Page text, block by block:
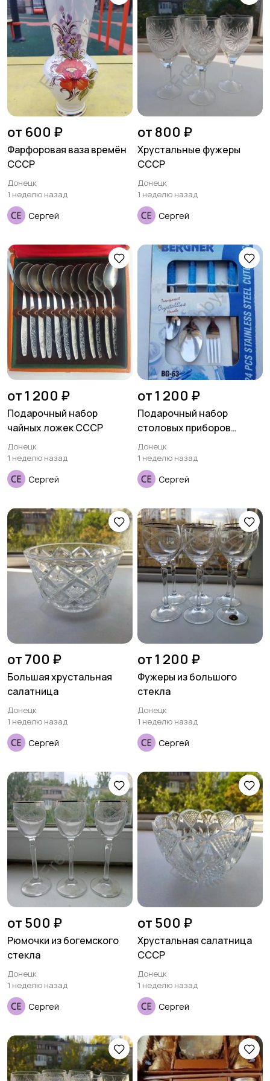
от 600 ₽
Фарфоровая ваза времён
СССР
Донецк
1 неделю назад
Сергей
от 800 ₽
Хрустальные фужеры
СССР
Донецк
1 неделю назад
Сергей
от 1 200 ₽
Подарочный набор
чайных ложек СССР
Донецк
1 неделю назад
Сергей
от 1 200 ₽
Подарочный набор
столовых приборов
BERGNER
Донецк
1 неделю назад
Сергей
от 700 ₽
Большая хрустальная
салатница
Донецк
1 неделю назад
Сергей
от 1 200 ₽
Фужеры из большого
стекла
Донецк
1 неделю назад
Сергей
от 500 ₽
Рюмочки из богемского
стекла
Донецк
1 неделю назад
Сергей
от 500 ₽
Хрустальная салатница
СССР
Донецк
1 неделю назад
Сергей